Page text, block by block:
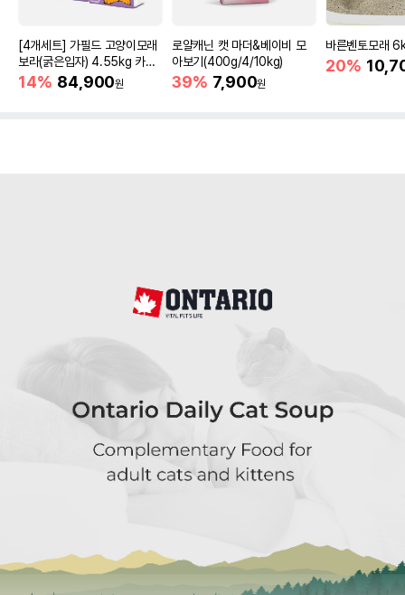
[4개세트] 가필드 고양이모래
보라(굵은입자) 4.55kg 카사
바모래
14% 84,900원
로얄캐닌 캣 마더&베이비 모
아보기(400g/4/10kg)
39% 7,900원
바른벤토모래
20%